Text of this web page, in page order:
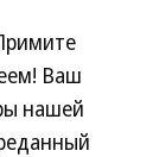
Ваш
нашей